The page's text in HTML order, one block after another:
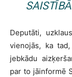
Deputāti,
vienojās, ka
jebkādu
par to jāinformē